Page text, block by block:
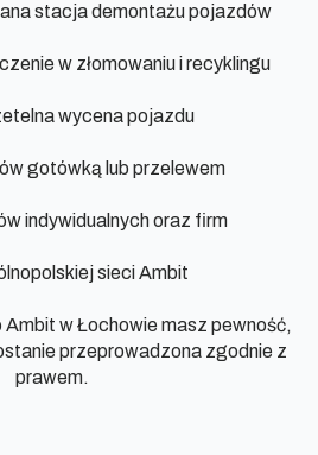
stacja demontażu pojazdów
w złomowaniu i recyklingu
wycena pojazdu
gotówką lub przelewem
indywidualnych oraz firm
sieci Ambit
w Łochowie masz pewność,
przeprowadzona zgodnie z
prawem.